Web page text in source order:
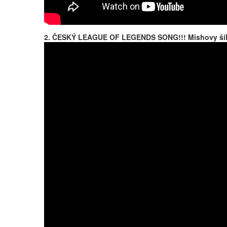
2. ČESKÝ LEAGUE OF LEGENDS SONG!!! Mishovy